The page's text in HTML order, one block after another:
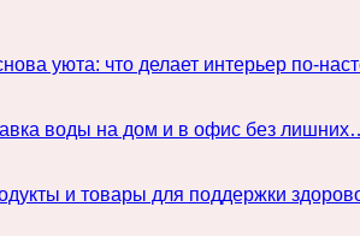
уюта: что делает интерьер по-
воды на дом и в офис без
и товары для поддержки